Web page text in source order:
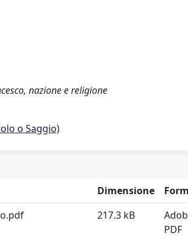
nazione e religione
o Saggio)
Dimensione
217.3 kB
PDF